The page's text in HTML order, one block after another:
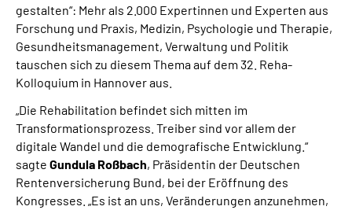
Inhalte in Gebärdensprache (DGS)
Leichte Sprache
Suche
Mein Kundenportal
gestalten“: Mehr als 2.000 Expertinnen und Experten aus
Forschung und Praxis, Medizin, Psychologie und Therapie,
Gesundheitsmanagement, Verwaltung und Politik
tauschen sich zu diesem Thema auf dem 32. Reha-
Kolloquium in Hannover aus.
„Die Rehabilitation befindet sich mitten im
Transformationsprozess. Treiber sind vor allem der
digitale Wandel und die demografische Entwicklung.“
sagte Gundula Roßbach, Präsidentin der Deutschen
Rentenversicherung Bund, bei der Eröffnung des
Kongresses. „Es ist an uns, Veränderungen anzunehmen,